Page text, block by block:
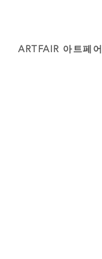
ARTFAIR 아트페어